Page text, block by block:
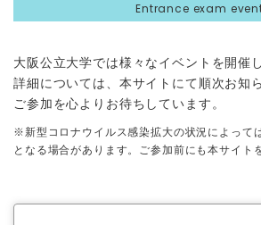
Entrance exam
大阪公立大学では様々なイベントを開催
詳細については、本サイトにて順次お知
ご参加を心よりお待ちしています。
※新型コロナウイルス感染拡大の状況によって
となる場合があります。ご参加前にも本サイト